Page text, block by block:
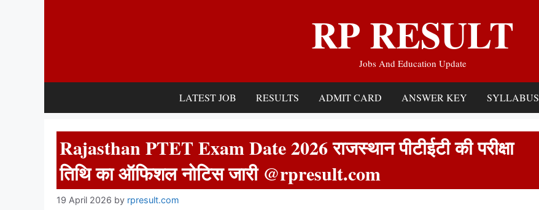
RP RESULT
Jobs And Education Update
LATEST JOB RESULTS ADMIT CARD ANSWER KEY SYLLABUS
Rajasthan PTET Exam Date 2026 राजस्थान पीटीईटी की परीक्षा
तिथि का ऑफिशल नोटिस जारी @rpresult.com
19 April 2026 by rpresult.com